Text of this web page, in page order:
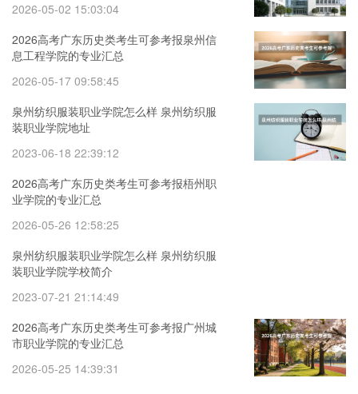
2026-05-02 15:03:04
2026高考广东历史类考生可参考报泉州信
息工程学院的专业汇总
2026-05-17 09:58:45
泉州纺织服装职业学院怎么样 泉州纺织服
装职业学院地址
2023-06-18 22:39:12
2026高考广东历史类考生可参考报梧州职
业学院的专业汇总
2026-05-26 12:58:25
泉州纺织服装职业学院怎么样 泉州纺织服
装职业学院学校简介
2023-07-21 21:14:49
2026高考广东历史类考生可参考报广州城
市职业学院的专业汇总
2026-05-25 14:39:31